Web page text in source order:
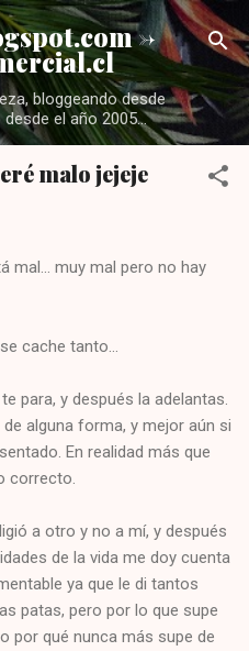
principal ->
bloggeando desde
el año 2005...
malo jejeje
mal... muy mal pero no hay
cache tanto...
para, y después la adelantas.
alguna forma, y mejor aún si
En realidad más que
correcto.
a otro y no a mí, y después
de la vida me doy cuenta
ya que le di tantos
patas, pero por lo que supe
por qué nunca más supe de